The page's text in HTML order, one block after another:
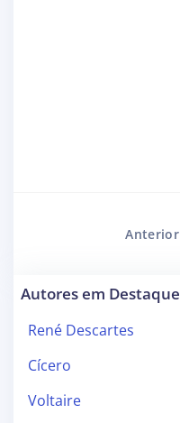
Anterior
Autores em Destaque
René Descartes
Cícero
Voltaire